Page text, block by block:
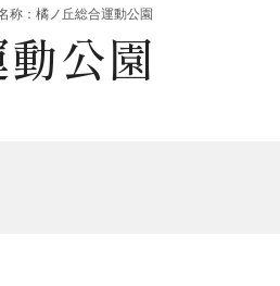
称 ： 橘ノ丘総合運動公園
公園